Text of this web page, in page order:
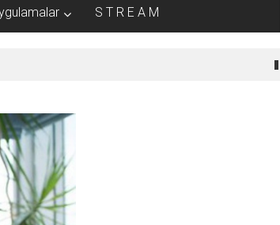
S T R E A M